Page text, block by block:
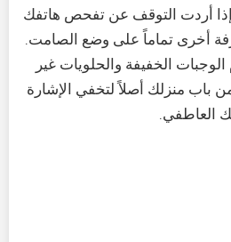
إذا أردت التوقف عن تفحص هاتفك
أخرى تماماً على وضع الصامت.
الخفيفة والحلويات غير
باب منزلك أصلاً لتخفي الإشارة
العاطفي.